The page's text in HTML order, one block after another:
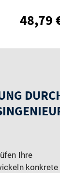
48,79
Ihre
konkrete